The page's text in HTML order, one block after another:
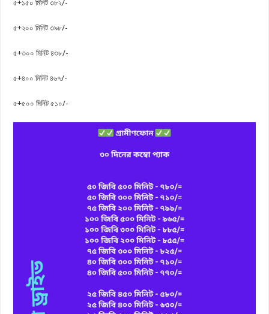
৫+১৫০ মিনিট ৩৮২/-
৫+২০০ মিনিট ৩৯৮/-
৫+৩০০ মিনিট ৪৩৮/-
৫+৪০০ মিনিট ৪৬৭/-
৫+৫০০ মিনিট ৫১০/-